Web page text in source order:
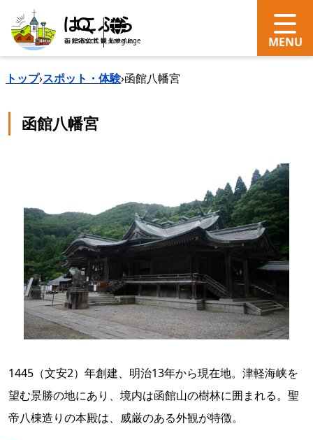
search Language
トップ›スポット・体験›函館八幡宮
函館八幡宮
1445（文安2）年創建、明治13年から現在地。津軽海峡を
望む景勝の地にあり、境内は函館山の樹林に囲まれる。聖
帝八棟造りの本殿は、威厳のある外観が特徴。